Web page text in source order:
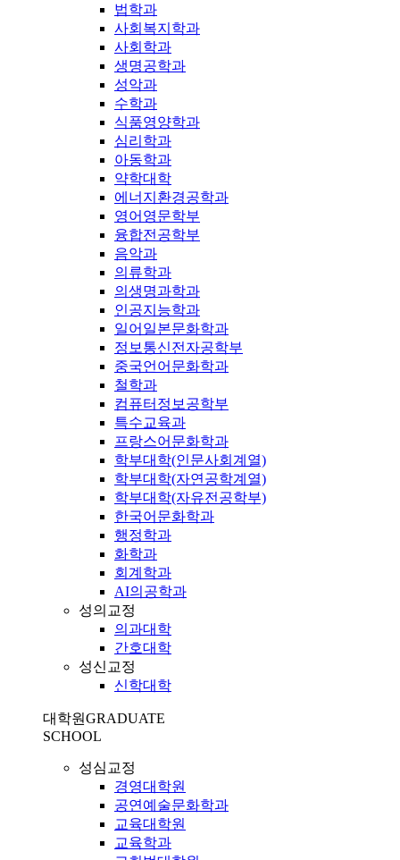
법학과
사회복지학과
사회학과
생명공학과
성악과
수학과
식품영양학과
심리학과
아동학과
약학대학
에너지환경공학과
영어영문학부
융합전공학부
음악과
의류학과
의생명과학과
인공지능학과
일어일본문화학과
정보통신전자공학부
중국언어문화학과
철학과
컴퓨터정보공학부
특수교육과
프랑스어문화학과
학부대학(인문사회계열)
학부대학(자연공학계열)
학부대학(자유전공학부)
한국어문화학과
행정학과
화학과
회계학과
AI의공학과
성의교정
의과대학
간호대학
성신교정
신학대학
대학원GRADUATE
SCHOOL
성심교정
경영대학원
공연예술문화학과
교육대학원
교육학과